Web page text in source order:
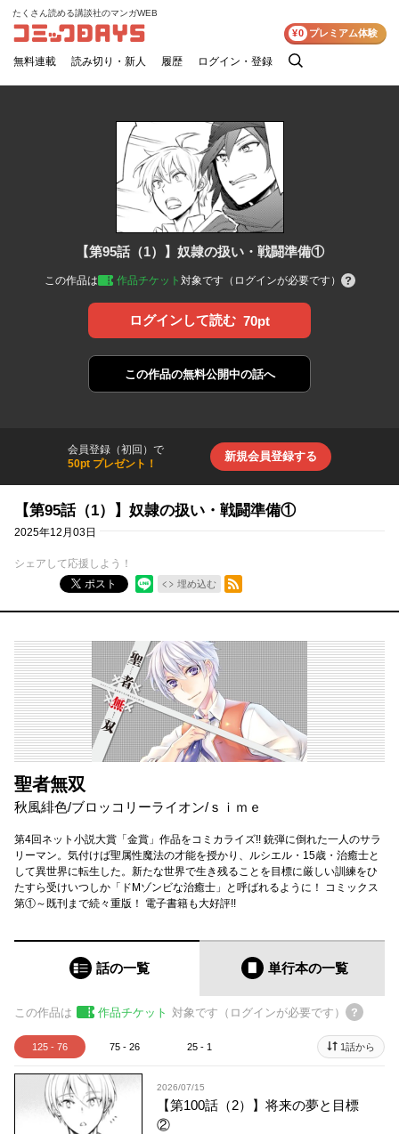
コミックDAYS
たくさん読める講談社のマンガWEB
無料連載 読み切り・新人 履歴 ログイン・登録
検
¥0 プレミアム体験
【第95話（1）】奴隷の扱い・戦闘準備①
この作品は 作品チケット 対象です（ログインが必要です）
ログインして読む 70pt
この作品の無料公開中の話へ
会員登録（初回）で
50pt プレゼント！
新規会員登録する
【第95話（1）】奴隷の扱い・戦闘準備①
2025年12月03日
シェアして応援しよう！
ポスト
埋め込む
RSSフィード
聖者無双
秋風緋色/ブロッコリーライオン/ ｓｉｍｅ
第4回ネット小説大賞「金賞」作品をコミカライズ!! 銃弾に倒れた一人のサラ
リーマン。気付けば聖属性魔法の才能を授かり、ルシエル・15歳・治癒士と
して異世界に転生した。新たな世界で生き残ることを目標に厳しい訓練をひ
たすら受けいつしか「ドMゾンビな治癒士」と呼ばれるように！ コミックス
第①～既刊まで続々重版！ 電子書籍も大好評!!
話の一覧 単行本の一覧
この作品は 作品チケット 対象です（ログインが必要です）
125 - 76 75 - 26 25 - 1 1話から
2026/07/15
【第100話（2）】将来の夢と目標
②